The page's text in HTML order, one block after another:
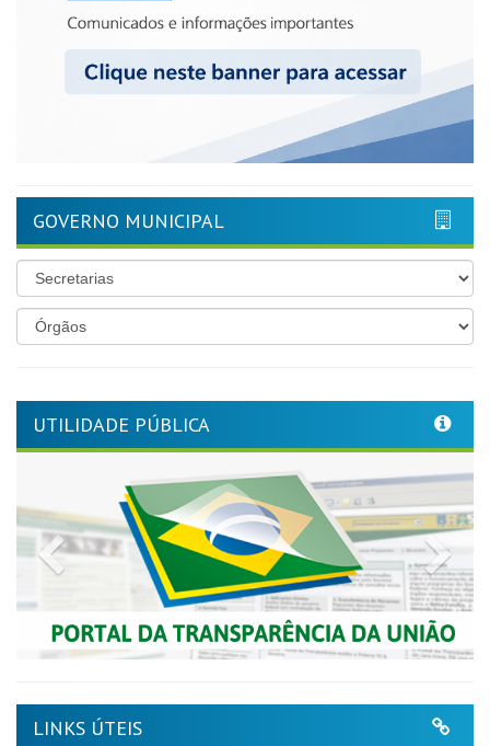
GOVERNO MUNICIPAL
UTILIDADE PÚBLICA
Previous
LINKS ÚTEIS